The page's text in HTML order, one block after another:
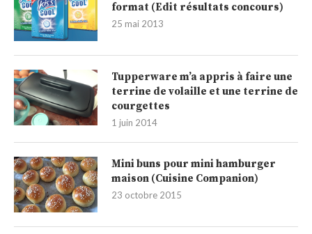
format (Edit résultats concours)
25 mai 2013
Tupperware m’a appris à faire une
terrine de volaille et une terrine de
courgettes
1 juin 2014
Mini buns pour mini hamburger
maison (Cuisine Companion)
23 octobre 2015